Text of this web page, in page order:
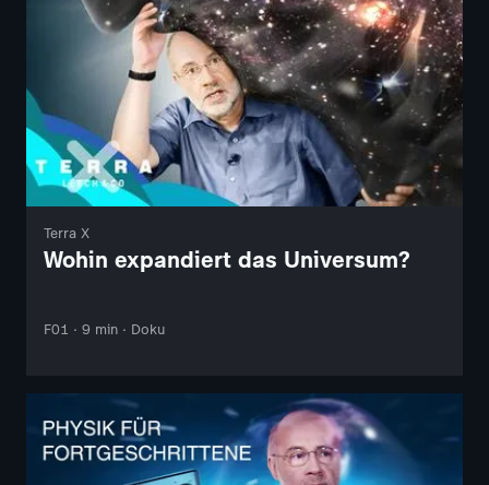
Terra X
Wohin expandiert das Universum?
F01 · 9 min · Doku